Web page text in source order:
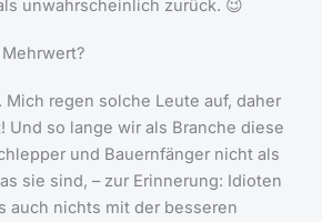
unwahrscheinlich zurück. 😉
Mich regen solche Leute auf, daher
Und so lange wir als Branche diese
und Bauernfänger nicht als
sie sind, – zur Erinnerung: Idioten
auch nichts mit der besseren